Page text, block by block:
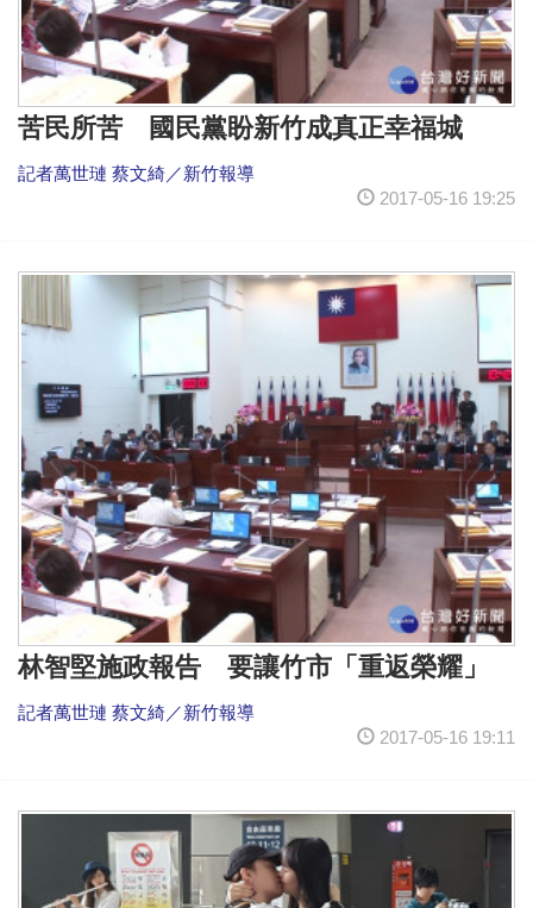
苦民所苦 國民黨盼新竹成真正幸福城
記者萬世璉 蔡文綺／新竹報導
2017-05-16 19:25
林智堅施政報告 要讓竹市「重返榮耀」
記者萬世璉 蔡文綺／新竹報導
2017-05-16 19:11